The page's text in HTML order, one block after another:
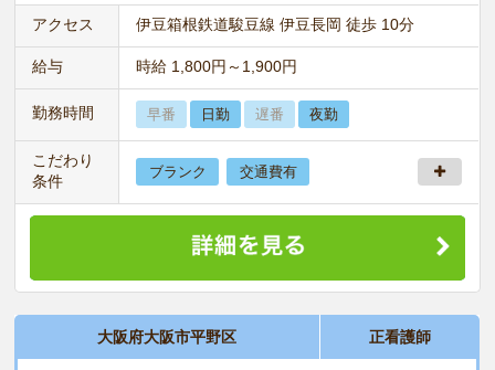
アクセス 伊豆箱根鉄道駿豆線 伊豆長岡 徒歩 10分
給与 時給 1,800円～1,900円
勤務時間 早番 日勤 遅番 夜勤
こだわり
条件
ブランク 交通費有
大阪府大阪市平野区 正看護師